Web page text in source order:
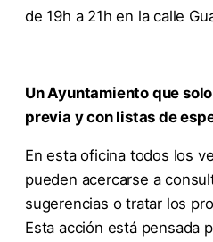
de 19h a 21h en la calle
Un Ayuntamiento que
previa y con listas de
En esta oficina todos los
pueden acercarse a
sugerencias o tratar los
Esta acción está pensada